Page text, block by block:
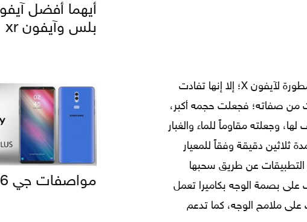
طوّرت شركة أبل تصميم آيفون xs وهو أشبه بنسخة معدلة ومطورة لآيفون X؛ إلا إنها تفادت
صفاته؛ فجعلت حجمه أكبر،
وجعلته مقاوماً للماء والغبار
2 متر دون أن يتأثر لمدة ثلاثين دقيقة وفقاً للمعيار
التطبيقات عن طريق سحبها
بصمة الوجه بكاميرا تعمل
ملامح الوجه، كما تدعم
بلس وآيفون xr
مواصفات جي 6 بلس